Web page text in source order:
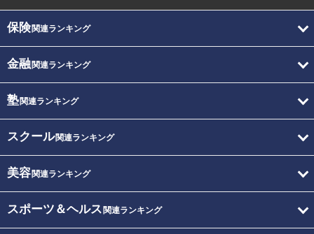
保険関連ランキング
金融関連ランキング
塾関連ランキング
スクール関連ランキング
美容関連ランキング
スポーツ＆ヘルス 関連ランキング